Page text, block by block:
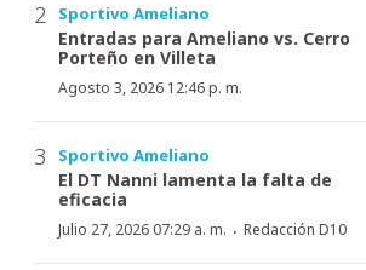
Sportivo Ameliano
Entradas para Ameliano vs. Cerro
Porteño en Villeta
Agosto 3, 2026 12:46 p. m.
Sportivo Ameliano
El DT Nanni lamenta la falta de
eficacia
Julio 27, 2026 07:29 a. m. · Redacción D10